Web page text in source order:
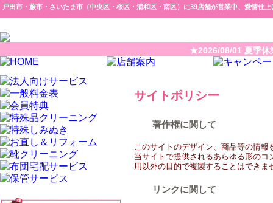
戸田市・蕨市・さいたま市（中央区・桜区・浦和区・南区）に39店舗が営業中、愛情仕
★2026/08/01 夏季休業期
サイトポリシー
著作権に関して
このサイトのデザイン、商品等の情
当サイトで提供されるあらゆる形の
用以外の目的で複製することはできま
リンクに関して